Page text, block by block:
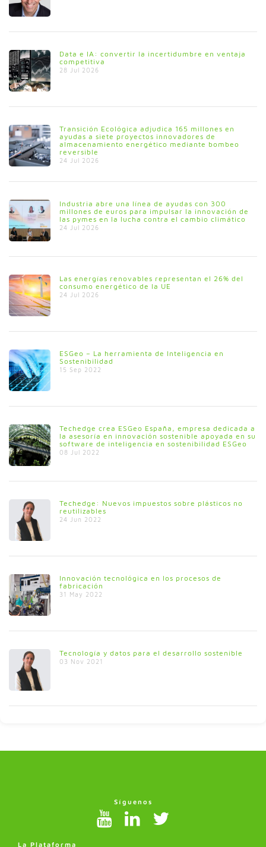
Data e IA: convertir la incertidumbre en ventaja
competitiva
28 Jul 2026
Transición Ecológica adjudica 165 millones en
ayudas a siete proyectos innovadores de
almacenamiento energético mediante bombeo
reversible
24 Jul 2026
Industria abre una línea de ayudas con 300
millones de euros para impulsar la innovación de
las pymes en la lucha contra el cambio climático
24 Jul 2026
Las energías renovables representan el 26% del
consumo energético de la UE
24 Jul 2026
ESGeo – La herramienta de Inteligencia en
Sostenibilidad
15 Sep 2022
Techedge crea ESGeo España, empresa dedicada a
la asesoría en innovación sostenible apoyada en su
software de inteligencia en sostenibilidad ESGeo
08 Jul 2022
Techedge: Nuevos impuestos sobre plásticos no
reutilizables
24 Jun 2022
Innovación tecnológica en los procesos de
fabricación
31 May 2022
Tecnología y datos para el desarrollo sostenible
03 Nov 2021
Síguenos
La Plataforma